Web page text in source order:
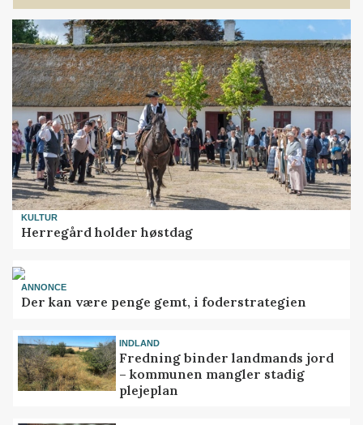
KULTUR
Herregård holder høstdag
ANNONCE
Der kan være penge gemt, i foderstrategien
INDLAND
Fredning binder landmands jord
– kommunen mangler stadig
plejeplan